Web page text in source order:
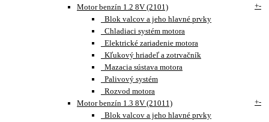
Motor benzín 1.2 8V (2101)
+-
Blok valcov a jeho hlavné prvky
Chladiaci systém motora
Elektrické zariadenie motora
Kľukový hriadeľ a zotrvačník
Mazacia sústava motora
Palivový systém
Rozvod motora
Motor benzín 1.3 8V (21011)
+-
Blok valcov a jeho hlavné prvky